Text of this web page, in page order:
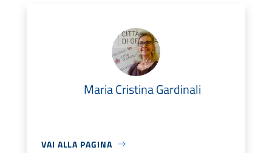
Maria Cristina Gardinali
VAI ALLA PAGINA